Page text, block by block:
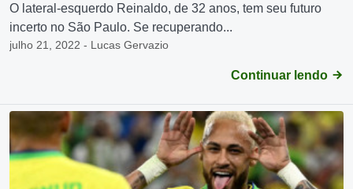
O lateral-esquerdo Reinaldo, de 32 anos, tem seu futuro
incerto no São Paulo. Se recuperando...
julho 21, 2022 - Lucas Gervazio
Continuar lendo